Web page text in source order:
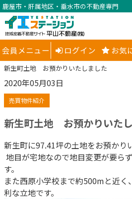
鹿屋市・肝属地区・垂水市の不動産専門
会員メニュー ログイン お気
新生町土地 お預かりいたしました
2020年05月03日
売買物件紹介
新生町土地 お預かりいた
新生町に97.41坪の土地をお預かり
地目が宅地なので地目変更が要ら
す。
また西原小学校まで約500mと近
利な立地です。